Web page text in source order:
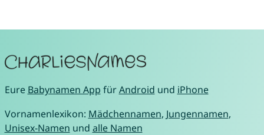
Eure Babynamen App fürAndroid und iPhone
Vornamenlexikon: Mädchennamen, Jungennamen,
Unisex-Namen und alle Namen